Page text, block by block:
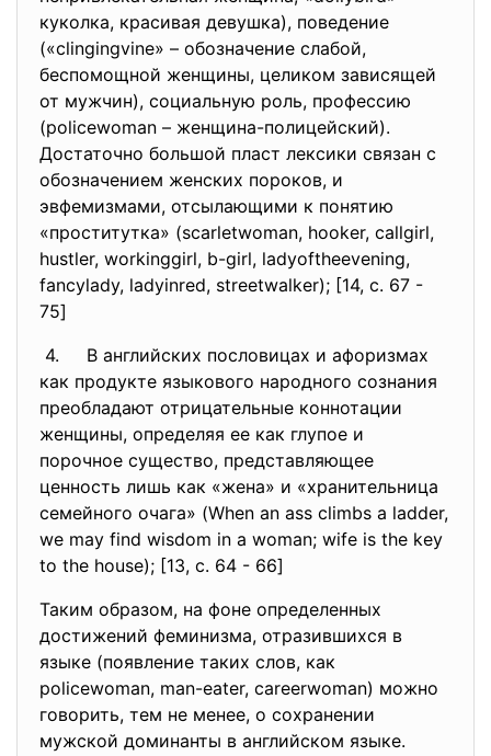
куколка, красивая девушка), поведение
(«clingingvine» – обозначение слабой,
беспомощной женщины, целиком зависящей
от мужчин), социальную роль, профессию
(policewoman – женщина-полицейский).
Достаточно большой пласт лексики связан с
обозначением женских пороков, и
эвфемизмами, отсылающими к понятию
«проститутка» (scarletwoman, hooker, callgirl,
hustler, workinggirl, b-girl, ladyoftheevening,
fancylady, ladyinred, streetwalker); [14, c. 67 -
75]
4. В английских пословицах и афоризмах
как продукте языкового народного сознания
преобладают отрицательные коннотации
женщины, определяя ее как глупое и
порочное существо, представляющее
ценность лишь как «жена» и «хранительница
семейного очага» (When an ass climbs a ladder,
we may find wisdom in a woman; wife is the key
to the house); [13, c. 64 - 66]
Таким образом, на фоне определенных
достижений феминизма, отразившихся в
языке (появление таких слов, как
policewoman, man-eater, careerwoman) можно
говорить, тем не менее, о сохранении
мужской доминанты в английском языке.